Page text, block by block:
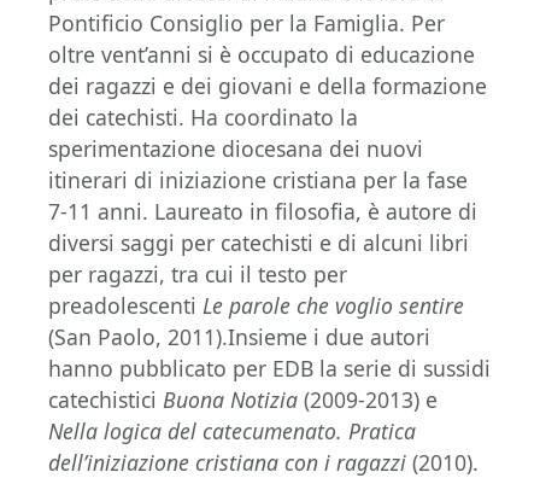
Pontificio Consiglio per la Famiglia. Per
oltre vent’anni si è occupato di educazione
dei ragazzi e dei giovani e della formazione
dei catechisti. Ha coordinato la
sperimentazione diocesana dei nuovi
itinerari di iniziazione cristiana per la fase
7-11 anni. Laureato in filosofia, è autore di
diversi saggi per catechisti e di alcuni libri
per ragazzi, tra cui il testo per
preadolescenti Le parole che voglio sentire
(San Paolo, 2011).Insieme i due autori
hanno pubblicato per EDB la serie di sussidi
catechistici Buona Notizia (2009-2013) e
Nella logica del catecumenato. Pratica
dell’iniziazione cristiana con i ragazzi (2010).